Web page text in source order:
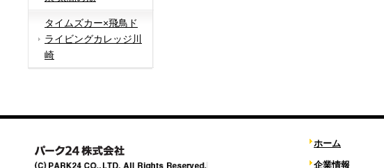
タイムズカー×飛鳥ド
ライビングカレッジ川
崎
ホーム
企業情報